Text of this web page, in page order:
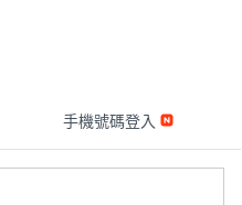
手機號碼登入